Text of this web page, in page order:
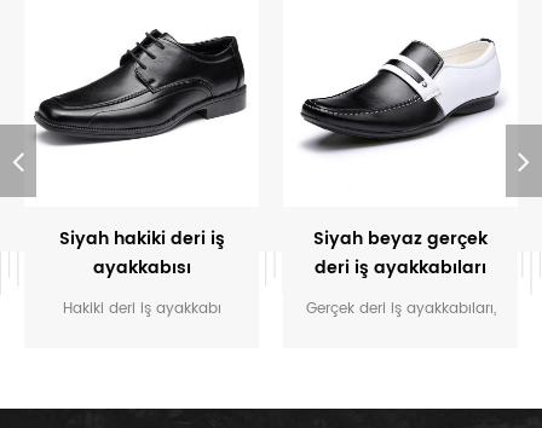
Siyah hakiki deri iş
ayakkabısı
Hakiki deri iş ayakkabı
Siyah beyaz gerçek
deri iş ayakkabıları
Gerçek deri iş ayakkabıları,